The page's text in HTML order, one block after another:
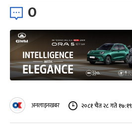
0
अनलाइनखबर २०८१ चैत २८ गते १७:१९